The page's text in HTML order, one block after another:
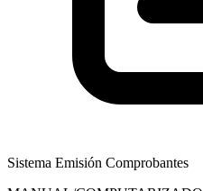
Sistema Emisión Comprobantes